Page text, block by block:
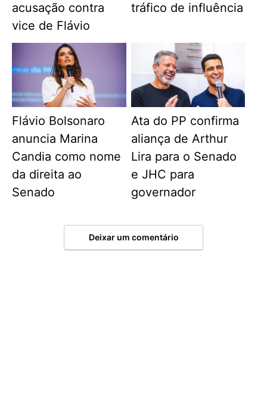
acusação contra
vice de Flávio
tráfico de influência
Flávio Bolsonaro
anuncia Marina
Candia como nome
da direita ao
Senado
Ata do PP confirma
aliança de Arthur
Lira para o Senado
e JHC para
governador
Deixar um comentário